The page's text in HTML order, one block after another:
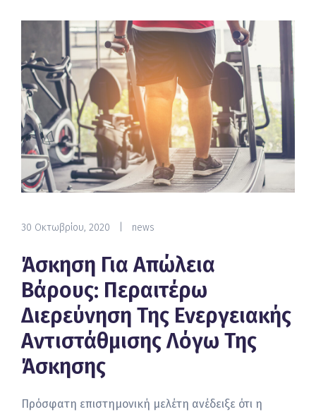
30 Οκτωβρίου, 2020 news
Άσκηση Για Απώλεια
Βάρους: Περαιτέρω
Διερεύνηση Της Ενεργειακής
Αντιστάθμισης Λόγω Της
Άσκησης
Πρόσφατη επιστημονική μελέτη ανέδειξε ότι η